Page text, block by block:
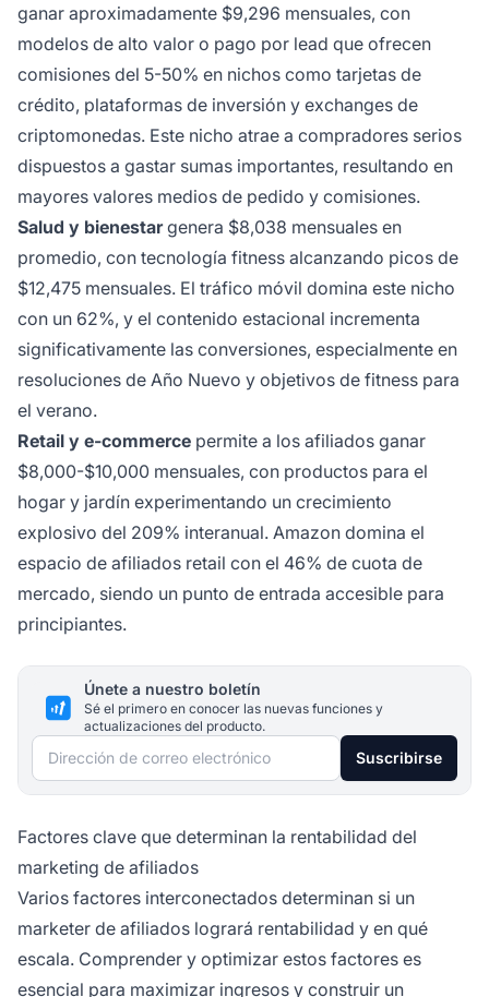
ganar aproximadamente $9,296 mensuales, con
modelos de alto valor o pago por lead que ofrecen
comisiones del 5-50% en nichos como tarjetas de
crédito, plataformas de inversión y exchanges de
criptomonedas. Este nicho atrae a compradores serios
dispuestos a gastar sumas importantes, resultando en
mayores valores medios de pedido y comisiones.
Salud y bienestargenera $8,038 mensuales en
promedio, con tecnología fitness alcanzando picos de
$12,475 mensuales. El tráfico móvil domina este nicho
con un 62%, y el contenido estacional incrementa
significativamente las conversiones, especialmente en
resoluciones de Año Nuevo y objetivos de fitness para
el verano.
Retail y e-commerce permite a los afiliados ganar
$8,000-$10,000 mensuales, con productos para el
hogar y jardín experimentando un crecimiento
explosivo del 209% interanual. Amazon domina el
espacio de afiliados retail con el 46% de cuota de
mercado, siendo un punto de entrada accesible para
principiantes.
Únete a nuestro boletín
Sé el primero en conocer las nuevas funciones y
actualizaciones del producto.
Dirección de correo electrónico Suscribirse
Factores clave que determinan la rentabilidad del
marketing de afiliados
Varios factores interconectados determinan si un
marketer de afiliados logrará rentabilidad y en qué
escala. Comprender y optimizar estos factores es
esencial para maximizar ingresos y construir un